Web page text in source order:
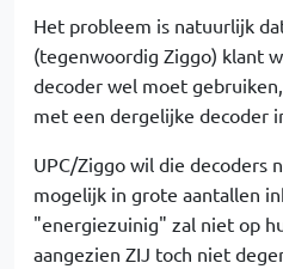
Het probleem is natuurlijk
(tegenwoordig Ziggo) klant
decoder wel moet
met een dergelijke decoder
UPC/Ziggo wil die decoders
mogelijk in grote aantallen
"energiezuinig" zal niet op
aangezien ZIJ toch niet